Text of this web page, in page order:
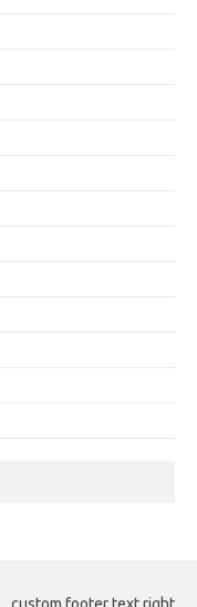
custom footer text right